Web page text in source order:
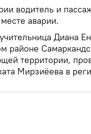
водитель и
аварии.
Диана
районе
территории,
Мирзиёева в